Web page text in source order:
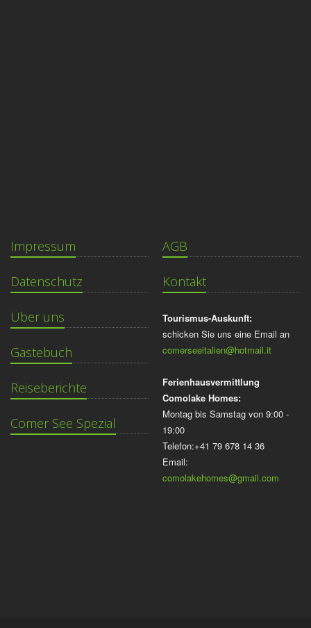
Impressum
Datenschutz
Über uns
Gästebuch
Reiseberichte
Comer See Spezial
AGB
Kontakt
Tourismus-Auskunft:
schicken Sie uns eine Email an
comerseeitalien@hotmail.it
Ferienhausvermittlung
Comolake Homes:
Montag bis Samstag von 9:00 -
19:00
Telefon:+41 79 678 14 36
Email:
comolakehomes@gmail.com